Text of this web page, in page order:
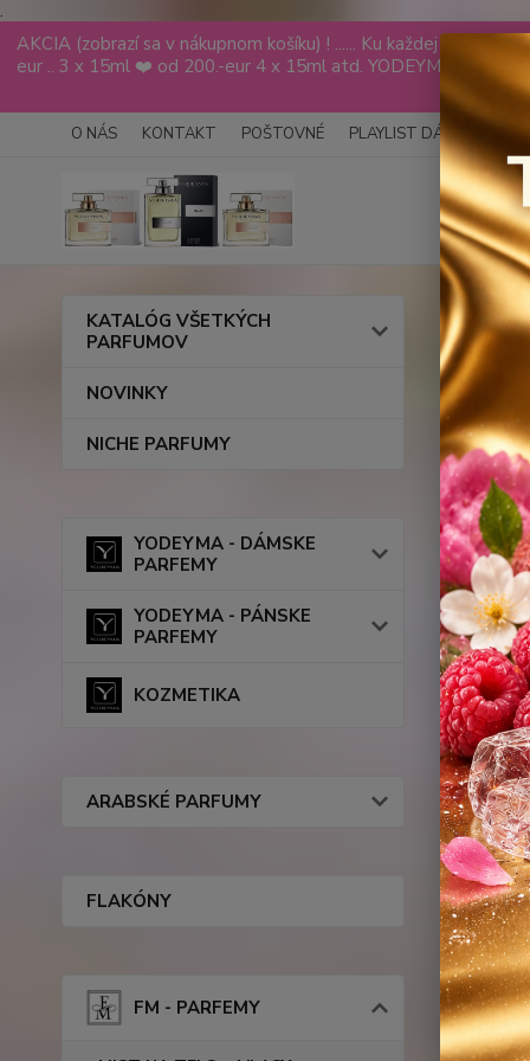
.
AKCIA (zobrazí sa v nákupnom košíku) ! ...... Ku každej
eur .. 3 x 15ml ❤️ od 200.-eur 4 x 15ml atd. YODEYMA tester
O NÁS KONTAKT POŠTOVNÉ PLAYLIST DÁMY
KATALÓG VŠETKÝCH
PARFUMOV
NOVINKY
NICHE PARFUMY
YODEYMA - DÁMSKE
PARFEMY
YODEYMA - PÁNSKE
PARFEMY
KOZMETIKA
ARABSKÉ PARFUMY
FLAKÓNY
FM - PARFEMY
Úvod
FM